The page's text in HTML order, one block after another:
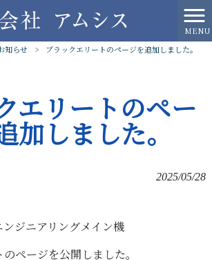
MENU
知らせ > ブラックエリートのページを追加しました。
エリートのペー
加しました。
2025/05/28
ジニアリングメイン機
ページを公開しました。